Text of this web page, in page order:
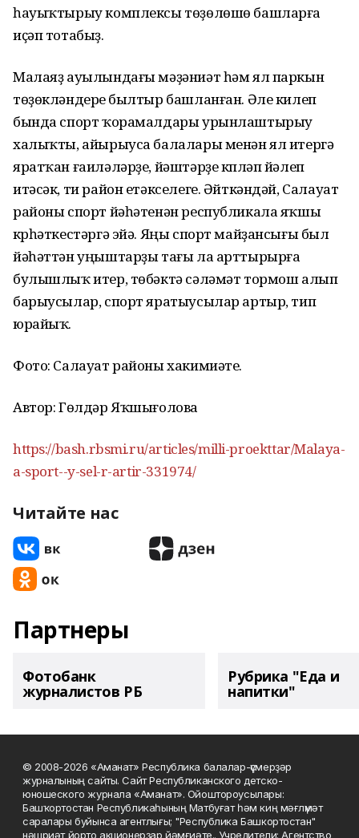
һауыҡтырыу комплексы төҙөлөшө башларға
иҫәп тотабыҙ.
Малаяҙ ауылындағы мәҙәниәт һәм ял паркын
төҙөкләндереү былтыр башланған. Әле килеп
бында спорт ҡорамалдары урынлаштырыу
халыҡты, айырыуса балалары менән ял итергә
яратҡан ғаиләләрҙе, йәштәрҙе күпләп йәлеп
итәсәк, ти район етәкселеге. Әйткәндәй, Салауат
районы спорт йәһәтенән республикала яҡшы
күрһәткестәргә эйә. Яңы спорт майҙансығы был
йәһәттән уңыштарҙы тағы ла арттырырға
булышлыҡ итер, төбәктә сәләмәт тормош алып
барыусылар, спорт яратыусылар артыр, тип
юрайыҡ.
Фото: Салауат районы хакимиәте.
Автор: Гөлдәр Яҡшығолова
https://bash.rbsmi.ru/articles/milli-proekttar/Malaya-
a-sport--y-sel-r-artir-331974/
Читайте нас
Партнеры
Фотобанк
журналистов РБ
Рубрика "Еда и
напитки"
© 2008-2026 «Аманат» Республика балалар-үҫмерҙәр
журналының сайты. Сайт Республиканского детско-
юношеского журнала «Аманат». Ойоштороусылары:
Башҡортостан Республикаһының Матбуғат һәм киң мәғлүмәт
саралары буйынса агентлығы; "Республика Башкортостан"
нәшриәт йорто акционерҙар йәмғиәте.. Учредители: Агентство